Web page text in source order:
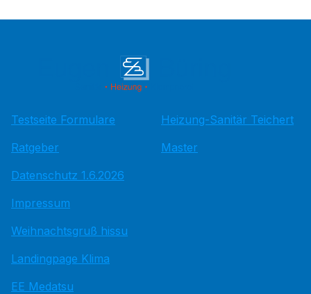
Testseite Formulare
Ratgeber
Datenschutz 1.6.2026
Impressum
Weihnachtsgruß hissu
Landingpage Klima
EE Medatsu
Heizung-Sanitär Teichert
Master